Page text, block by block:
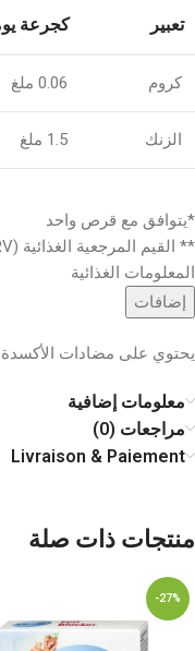
تعبير كجرعة
كروم 0.06 ملغ
الزنك 1.5 ملغ
*يتوافق مع قرص واحد
المعلومات الغذائية
إضافات
يحتوي على مضادات الأكسدة
معلومات إضافية
مراجعات (0)
Livraison & Paiement
منتجات ذات صلة
-27%